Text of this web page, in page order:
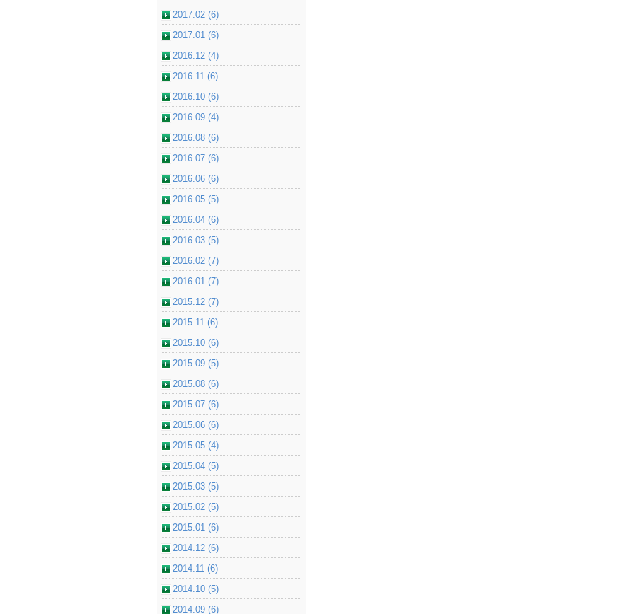
2017.02 (6)
2017.01 (6)
2016.12 (4)
2016.11 (6)
2016.10 (6)
2016.09 (4)
2016.08 (6)
2016.07 (6)
2016.06 (6)
2016.05 (5)
2016.04 (6)
2016.03 (5)
2016.02 (7)
2016.01 (7)
2015.12 (7)
2015.11 (6)
2015.10 (6)
2015.09 (5)
2015.08 (6)
2015.07 (6)
2015.06 (6)
2015.05 (4)
2015.04 (5)
2015.03 (5)
2015.02 (5)
2015.01 (6)
2014.12 (6)
2014.11 (6)
2014.10 (5)
2014.09 (6)